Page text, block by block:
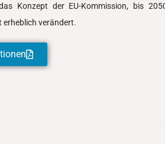
Konzept der EU-Kommission, bis
verändert.